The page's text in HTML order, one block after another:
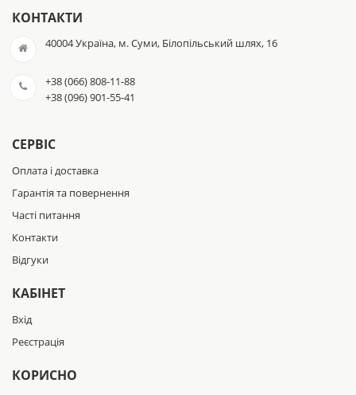
КОНТАКТИ
40004 Україна, м. Суми, Білопільський шлях, 16
+38 (066) 808-11-88
+38 (096) 901-55-41
СЕРВІС
Оплата і доставка
Гарантія та повернення
Часті питання
Контакти
Відгуки
КАБІНЕТ
Вхід
Реєстрація
КОРИСНО